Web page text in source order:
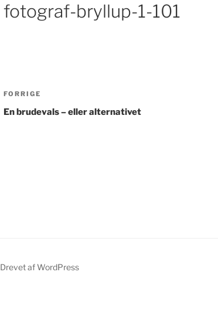
fotograf-bryllup-1-101
Indlægsnavigation
Forrige
indlæg
FORRIGE
En brudevals – eller alternativet
Drevet af WordPress